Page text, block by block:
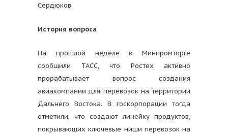
Сердюков.
История вопроса
На прошлой неделе в Минпромторге
сообщили ТАСС, что Ростех активно
прорабатывает вопрос создания
авиакомпании для перевозок на территории
Дальнего Востока. В госкорпорации тогда
отметили, что создают линейку продуктов,
покрывающих ключевые ниши перевозок на